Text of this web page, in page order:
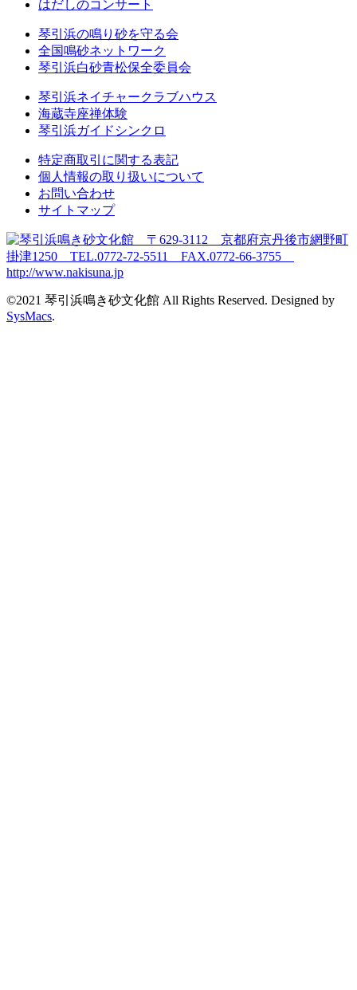
はだしのコンサート
琴引浜の鳴り砂を守る会
全国鳴砂ネットワーク
琴引浜白砂青松保全委員会
琴引浜ネイチャークラブハウス
海蔵寺座禅体験
琴引浜ガイドシンクロ
特定商取引に関する表記
個人情報の取り扱いについて
お問い合わせ
サイトマップ
©2021 琴引浜鳴き砂文化館 All Rights Reserved. Designed by
SysMacs.